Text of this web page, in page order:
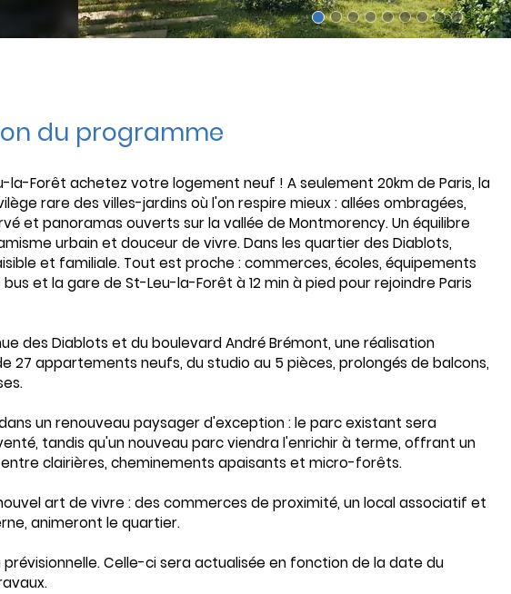
du programme
la-Forêt achetez votre logement neuf ! A seulement 20km de Paris, la
rare des villes-jardins où l'on respire mieux : allées ombragées,
et panoramas ouverts sur la vallée de Montmorency. Un équilibre
urbain et douceur de vivre. Dans les quartier des Diablots,
et familiale. Tout est proche : commerces, écoles, équipements
et la gare de St-Leu-la-Forêt à 12 min à pied pour rejoindre Paris
des Diablots et du boulevard André Brémont, une réalisation
27 appartements neufs, du studio au 5 pièces, prolongés de balcons,
un renouveau paysager d'exception : le parc existant sera
tandis qu'un nouveau parc viendra l'enrichir à terme, offrant un
clairières, cheminements apaisants et micro-forêts.
art de vivre : des commerces de proximité, un local associatif et
animeront le quartier.
Celle-ci sera actualisée en fonction de la date du